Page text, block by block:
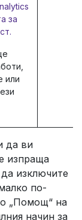
за
или
да ви
изпраща
изключите
по-
„Помощ“ на
начин за